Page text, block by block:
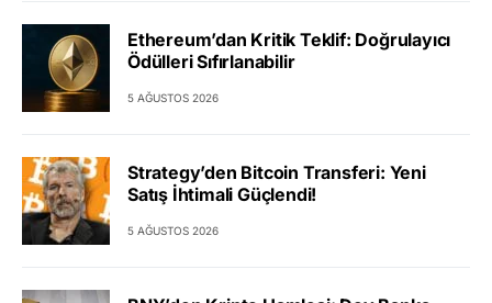
Ethereum’dan Kritik Teklif: Doğrulayıcı
Ödülleri Sıfırlanabilir
5 AĞUSTOS 2026
Strategy’den Bitcoin Transferi: Yeni
Satış İhtimali Güçlendi!
5 AĞUSTOS 2026